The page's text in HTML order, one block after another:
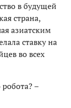
в будущей
страна,
азиатским
ставку на
во всех
–